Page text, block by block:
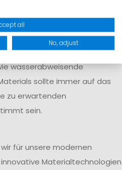
auch funktionale Details eine
Segeljacken verfügen über
beanspruchten Stellen,
wasserabweisende
sollte immer auf das
zu erwartenden
sein.
für unsere modernen
Materialtechnologien
all
No, adjust